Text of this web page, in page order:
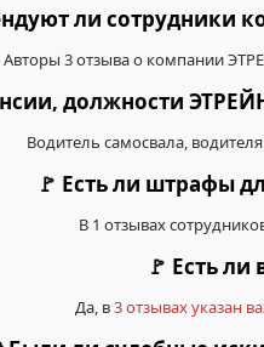
ли сотрудники
Авторы 3 отзыва о компании
должности
Водитель самосвала,
🚩 Есть ли штрафы
В 1 отзывах
🚩 Есть ли
Да, в3 отзывах указан